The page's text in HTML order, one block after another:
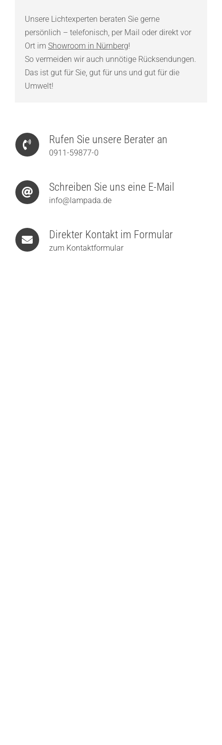
Unsere Lichtexperten beraten Sie gerne
persönlich – telefonisch, per Mail oder direkt vor
Ort im Showroom in Nürnberg!
So vermeiden wir auch unnötige Rücksendungen.
Das ist gut für Sie, gut für uns und gut für die
Umwelt!
Rufen Sie unsere Berater an
0911-59877-0
Schreiben Sie uns eine E-Mail
info@lampada.de
Direkter Kontakt im Formular
zum Kontaktformular